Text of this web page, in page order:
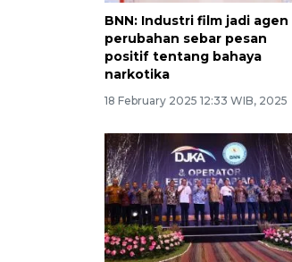
BNN: Industri film jadi agen
perubahan sebar pesan
positif tentang bahaya
narkotika
18 February 2025 12:33 WIB, 2025